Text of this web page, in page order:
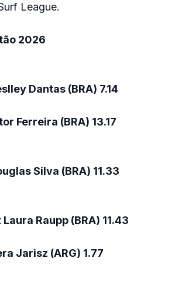
League.
2026
Dantas (BRA) 7.14
Ferreira (BRA) 13.17
Silva (BRA) 11.33
Raupp (BRA) 11.43
Jarisz (ARG) 1.77